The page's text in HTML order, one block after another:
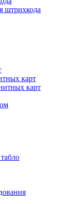
штрихкода
карт
карт